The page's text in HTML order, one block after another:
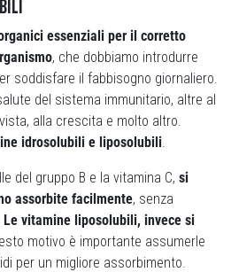
essenziali per il corretto
, che dobbiamo introdurre
soddisfare il fabbisogno giornaliero.
del sistema immunitario, altre al
alla crescita e molto altro.
idrosolubili e liposolubili.
del gruppo B e la vitamina C, si
assorbite facilmente, senza
Le vitamine liposolubili, invece si
motivo è importante assumerle
per un migliore assorbimento.